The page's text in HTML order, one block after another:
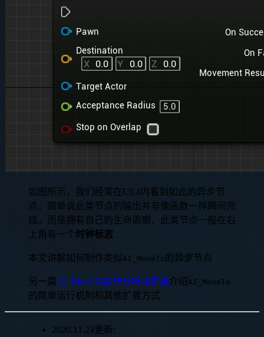
如图所示，我们经常在UE4内看到如此的异步节
点，简单说此类节点的输出并非像函数一样瞬间完
成，而是拥有自己的生命周期，此类节点一般在右
上角有一个 时钟标志
本文讲解如何制作类似AI_MoveTo 的异步节点
另一篇AI_MoveTo简单分析和扩展介绍AI_MoveTo
的简单运行机制和其他扩展方式
2020.11.24更新: